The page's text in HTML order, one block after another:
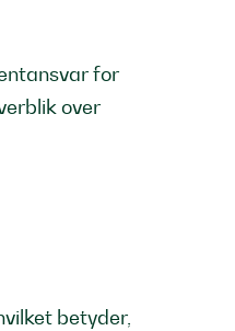
for
over
betyder,